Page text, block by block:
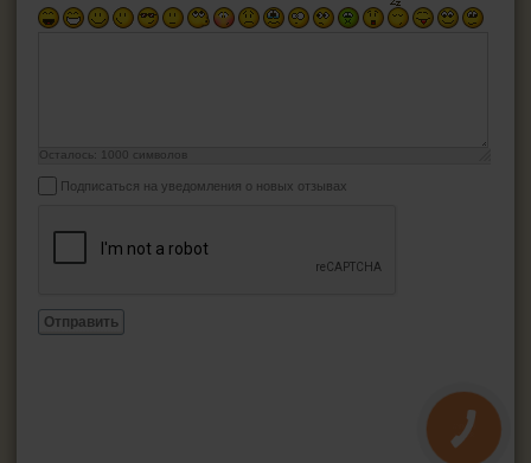
Осталось: 1000 символов
Подписаться на уведомления о новых отзывах
Отправить
КНОПКА
ЗВ'ЯЗКУ